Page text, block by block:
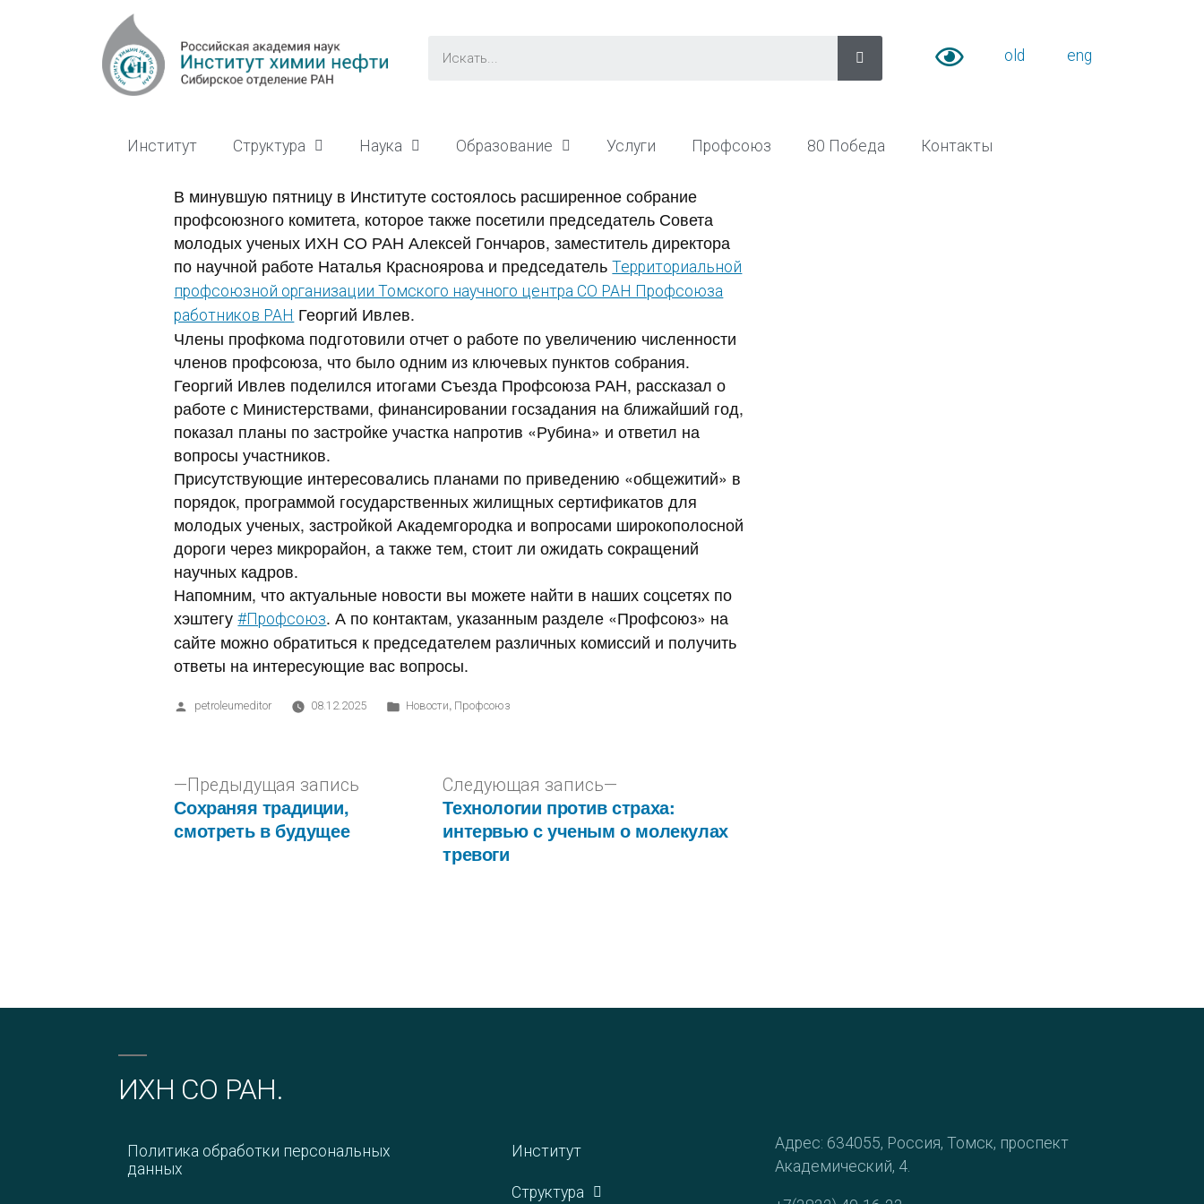
old eng
Институт Структура Наука Образование Услуги Профсоюз 80 Победа Контакты
В минувшую пятницу в Институте состоялось расширенное собрание
профсоюзного комитета, которое также посетили председатель Совета
молодых ученых ИХН СО РАН Алексей Гончаров, заместитель директора
по научной работе Наталья Красноярова и председательТерриториальной
профсоюзной организации Томского научного центра СО РАН Профсоюза
работников РАН Георгий Ивлев.
Члены профкома подготовили отчет о работе по увеличению численности
членов профсоюза, что было одним из ключевых пунктов собрания.
Георгий Ивлев поделился итогами Съезда Профсоюза РАН, рассказал о
работе с Министерствами, финансировании госзадания на ближайший год,
показал планы по застройке участка напротив «Рубина» и ответил на
вопросы участников.
Присутствующие интересовались планами по приведению «общежитий» в
порядок, программой государственных жилищных сертификатов для
молодых ученых, застройкой Академгородка и вопросами широкополосной
дороги через микрорайон, а также тем, стоит ли ожидать сокращений
научных кадров.
Напомним, что актуальные новости вы можете найти в наших соцсетях по
хэштегу#Профсоюз. А по контактам, указанным разделе «Профсоюз» на
сайте можно обратиться к председателем различных комиссий и получить
ответы на интересующие вас вопросы.
petroleumeditor 08.12.2025 Новости, Профсоюз
Предыдущая запись
Сохраняя традиции,
смотреть в будущее
Следующая запись
Технологии против страха:
интервью с ученым о молекулах
тревоги
ИХН СО РАН.
Политика обработки персональных
данных
Институт
Структура
Адрес: 634055, Россия, Томск, проспект
Академический, 4.